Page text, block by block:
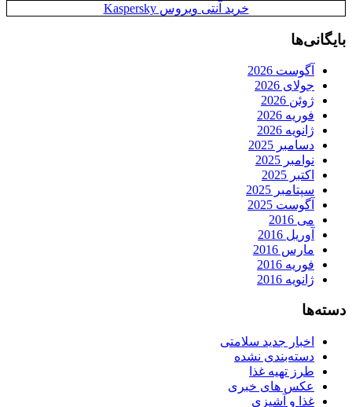
خرید آنتی ویروس Kaspersky
بایگانی‌ها
آگوست 2026
جولای 2026
ژوئن 2026
فوریه 2026
ژانویه 2026
دسامبر 2025
نوامبر 2025
اکتبر 2025
سپتامبر 2025
آگوست 2025
می 2016
آوریل 2016
مارس 2016
فوریه 2016
ژانویه 2016
دسته‌ها
اخبار جدید سلامتی
دسته‌بندی نشده
طرز تهیه غذا
عکس های خبری
غذا و آشپزی